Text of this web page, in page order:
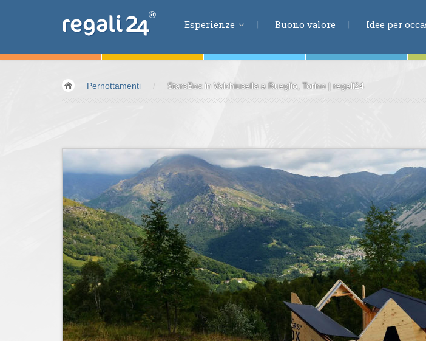
Esperienze
Volare &spazio
Sport &fitness
Mangiare &bere
Benessere &salute
Acqua &vento
Lifestyle &fantasia
Kids &
Pernottamenti
Buono valore Idee per
Pernottamenti / StarsBox in Valchiusella a Rueglio, Torino | regali24